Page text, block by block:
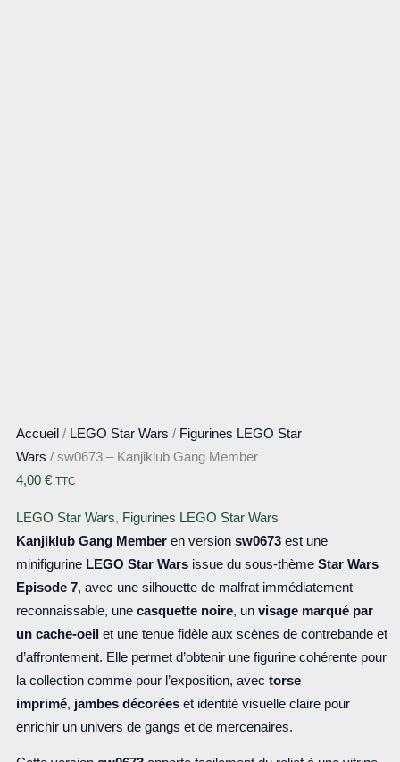
Accueil / LEGO Star Wars / Figurines LEGO Star
Wars / sw0673 – Kanjiklub Gang Member
4,00 € TTC
LEGO Star Wars, Figurines LEGO Star Wars
Kanjiklub Gang Memberen version sw0673est une
minifigurine LEGO Star Warsissue du sous-thème Star Wars
Episode 7, avec une silhouette de malfrat immédiatement
reconnaissable, une casquette noire, un visage marqué par
un cache-oeil et une tenue fidèle aux scènes de contrebande et
d’affrontement. Elle permet d’obtenir une figurine cohérente pour
la collection comme pour l’exposition, avec torse
imprimé, jambes décoréeset identité visuelle claire pour
enrichir un univers de gangs et de mercenaires.